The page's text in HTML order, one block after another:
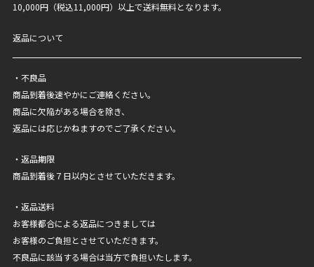
10,000円（税込11,000円）以上で送料無料となります。
返品について
・不良品
商品到着後速やかにご連絡ください。
商品に欠陥がある場合を除き、
返品には応じかねますのでご了承ください。
・返品期限
商品到着後７日以内とさせていただきます。
・返品送料
お客様都合による返品につきましては
お客様のご負担とさせていただきます。
不良品に該当する場合は当方で負担いたします。